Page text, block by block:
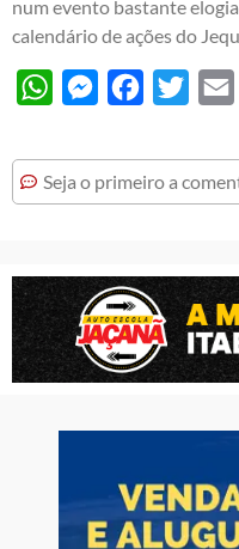
num evento bastante
calendário de ações do
WhatsAppMessengerFacebook
Twitter
Seja o primeiro a